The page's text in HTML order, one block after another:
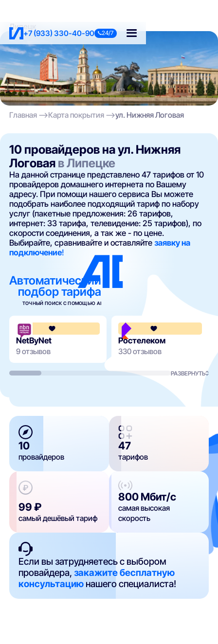
+7 (933) 330-40-90 24/7
Липецк
Главная Карта покрытия ул. Нижняя Логовая
10 провайдеров на ул. Нижняя
Логовая в Липецке
На данной странице представлено 47 тарифов от 10
провайдеров домашнего интернета по Вашему
адресу. При помощи нашего сервиса Вы можете
подобрать наиболее подходящий тариф по набору
услуг (пакетные предложения: 26 тарифов,
интернет: 33 тарифа, телевидение: 25 тарифов), по
скорости соединения, а так же - по цене.
Выбирайте, сравнивайте и оставляйтезаявку на
подключение!
Автоматический
подбор тарифа
ТОЧНЫЙ ПОИСК С ПОМОЩЬЮ AI
3.7
NetByNet
9 отзывов
Ростелеком
330 отзывов
РАЗВЕРНУТЬ
10
провайдеров
47
тарифов
99 ₽
самый дешёвый тариф
800 Мбит/с
самая высокая
скорость
Если вы затрудняетесь с выбором
провайдера,закажите бесплатную
консультацию нашего специалиста!